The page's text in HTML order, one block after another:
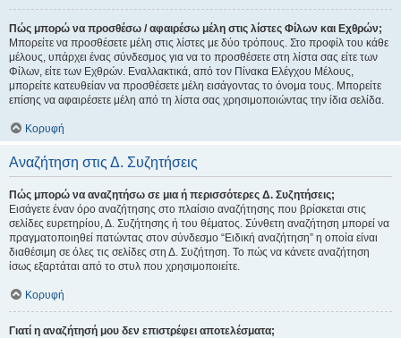
Πώς μπορώ να προσθέσω / αφαιρέσω μέλη στις λίστες Φίλων και Εχθρών;
Μπορείτε να προσθέσετε μέλη στις λίστες με δύο τρόπους. Στο προφίλ του κάθε
μέλους, υπάρχει ένας σύνδεσμος για να το προσθέσετε στη λίστα σας είτε των
Φίλων, είτε των Εχθρών. Εναλλακτικά, από τον Πίνακα Ελέγχου Μέλους,
μπορείτε κατευθείαν να προσθέσετε μέλη εισάγοντας το όνομα τους. Μπορείτε
επίσης να αφαιρέσετε μέλη από τη λίστα σας χρησιμοποιώντας την ίδια σελίδα.
Κορυφή
Αναζήτηση στις Δ. Συζητήσεις
Πώς μπορώ να αναζητήσω σε μια ή περισσότερες Δ. Συζητήσεις;
Εισάγετε έναν όρο αναζήτησης στο πλαίσιο αναζήτησης που βρίσκεται στις
σελίδες ευρετηρίου, Δ. Συζήτησης ή του θέματος. Σύνθετη αναζήτηση μπορεί να
πραγματοποιηθεί πατώντας στον σύνδεσμο “Ειδική αναζήτηση” η οποία είναι
διαθέσιμη σε όλες τις σελίδες στη Δ. Συζήτηση. Το πώς να κάνετε αναζήτηση
ίσως εξαρτάται από το στυλ που χρησιμοποιείτε.
Κορυφή
Γιατί η αναζήτησή μου δεν επιστρέφει αποτελέσματα;